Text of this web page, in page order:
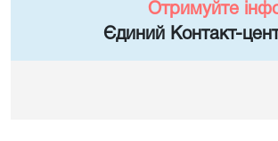
Отримуйте
Єдиний Контакт-